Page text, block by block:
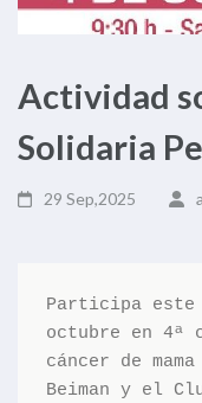
Actividad
Solidaria
29 Sep,2025
Participa este
octubre en
cáncer de
Beiman y el